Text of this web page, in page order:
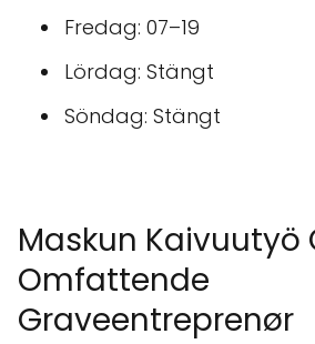
Fredag: 07–19
Lördag: Stängt
Söndag: Stängt
Maskun Kaivuutyö
Omfattende
Graveentreprenør